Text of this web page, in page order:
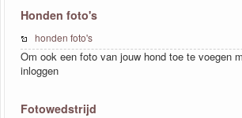
Honden foto's
honden foto's
Om ook een foto van jouw hond toe te voegen
inloggen
Fotowedstrijd